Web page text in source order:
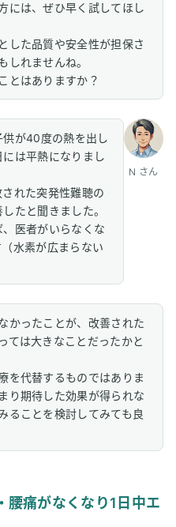
には、ぜひ早く試してほし
した品質や安全性が担保さ
しれませんね。
とはありますか？
N さん
が40度の熱を出し
は平熱になりまし
れた突発性難聴の
たと聞きました。
医者がいらなくな
水素が広まらない
かったことが、改善された
ては大きなことだったかと
を代替するものではありま
り期待した効果が得られな
ることを検討してみても良
腰痛がなくなり1日中エ